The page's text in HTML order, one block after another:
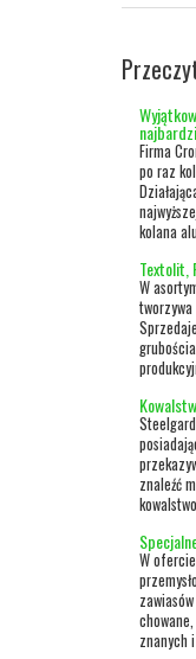
Firma
po raz
kolana
Textolit,
W
znaleźć
W
znanych